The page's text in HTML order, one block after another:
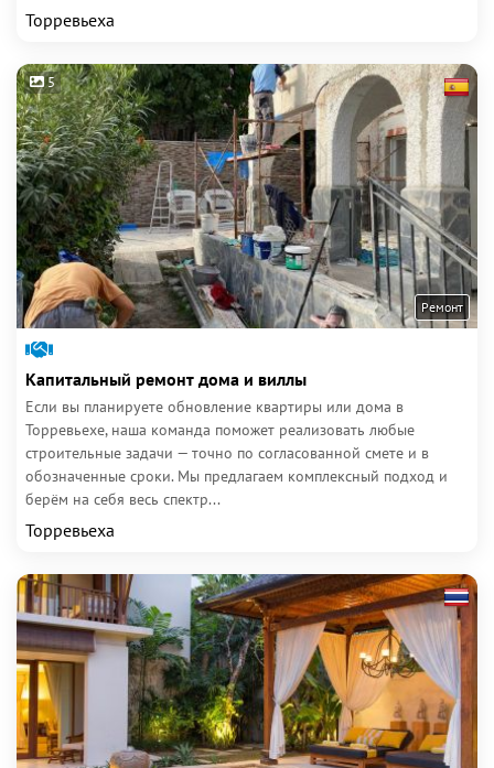
Торревьеха
5
Ремонт
Капитальный ремонт дома и виллы
Если вы планируете обновление квартиры или дома в
Торревьехе, наша команда поможет реализовать любые
строительные задачи — точно по согласованной смете и в
обозначенные сроки. Мы предлагаем комплексный подход и
берём на себя весь спектр...
Торревьеха